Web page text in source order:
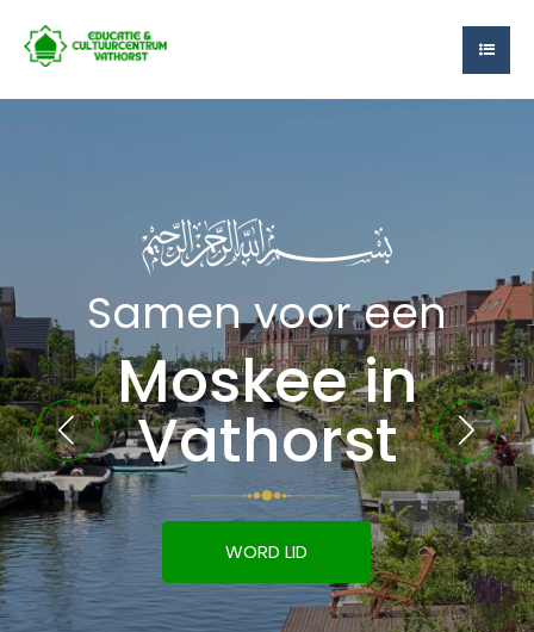
Samen voor een
Moskee in
Vathorst
WORD LID